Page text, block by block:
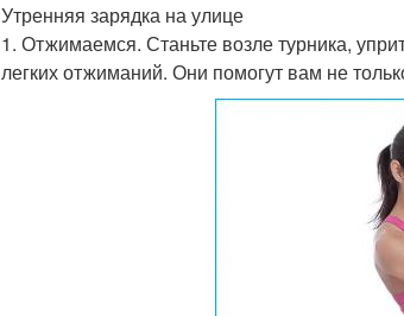
Утренняя зарядка на улице
1. Отжимаемся. Станьте возле турника,
легких отжиманий. Они помогут вам не